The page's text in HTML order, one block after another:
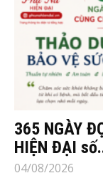
365 NGÀY
HIỆN ĐẠI
04/08/2026